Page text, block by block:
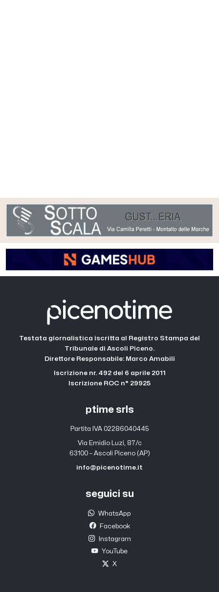
Testata giornalistica iscritta al Registro Stampa del
Tribunale di Ascoli Piceno.
Direttore Responsabile: Marco Amabili
Iscrizione nr. 492 del 6 aprile 2011
Iscrizione ROC n° 29925
ptime srls
Partita IVA 02286040445
Via Emidio Luzi, 87/c
63100 – Ascoli Piceno (AP)
info@picenotime.it
seguici su
WhatsApp
Facebook
Instagram
YouTube
X